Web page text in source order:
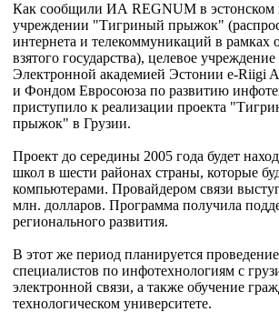
Как сообщили ИА REGNUM в эстонском
учреждении "Тигриный прыжок"
интернета и телекоммуникаций в рамках
взятого государства), целевое
Электронной академией Эстонии e-Riigi
и Фондом Евросоюза по развитию
приступило к реализации проекта
прыжок" в Грузии.
Проект до середины 2005 года будет
школ в шести районах страны, которые
компьютерами. Провайдером связи
млн. долларов. Программа получила
регионального развития.
В этот же период планируется
специалистов по инфотехнологиям с
электронной связи, а также обучение
технологическом университете.